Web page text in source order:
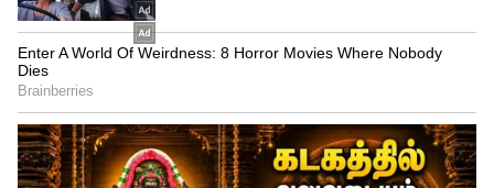
தேர்வுகள் அடிப்படையில் தகுதியானவர்
மருத்துவ பரிசோதனைக்கு
அனுமதிக்கப்படுவர். எழுத்துத் தேர்வில்
இறுதி பட்டியல் தயார் செய்யப்படும்.